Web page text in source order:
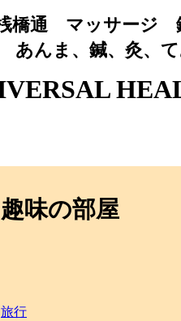
橋通 マッサージ
あんま、鍼、灸、
趣味の部屋
旅行